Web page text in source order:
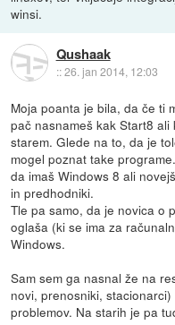
winsi.
Qushaak
::26. jan 2014, 12:03
Moja poanta je bila, da če ti
pač nasnameš kak Start8
starem. Glede na to, da je
mogel poznat take
da imaš Windows 8 ali
in predhodniki.
Tle pa samo, da je novica o
oglaša (ki se ima za
Windows.
Sam sem ga nasnal že na
novi, prenosniki,
problemov. Na starih je pa